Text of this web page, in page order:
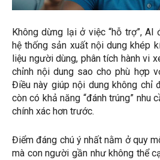
Không dừng lại ở việc “hỗ trợ”,
hệ thống sản xuất nội dung khép
liệu người dùng, phân tích hành vi
chỉnh nội dung sao cho phù hợp
Điều này giúp nội dung không chỉ
còn có khả năng “đánh trúng” nhu
chính xác hơn trước.
Điểm đáng chú ý nhất nằm ở quy
mà con người gần như không thể